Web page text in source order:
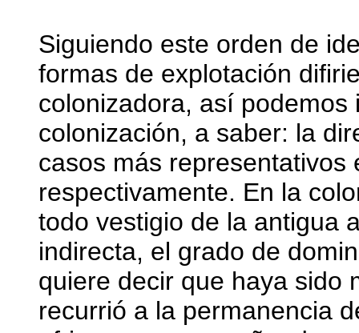
Siguiendo este orden de
formas de explotación
colonizadora, así podemos
colonización, a saber: la
casos más representativos
respectivamente. En la
todo vestigio de la antigua
indirecta, el grado de
quiere decir que haya sido
recurrió a la permanencia